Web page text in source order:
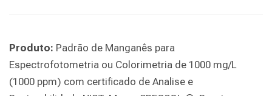
Produto: Padrão de Manganês para
Espectrofotometria ou Colorimetria de 1000 mg/L
(1000 ppm) com certificado de Analise e